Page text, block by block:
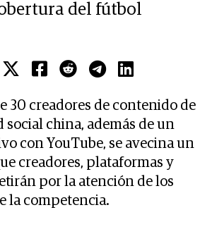
del fútbol
30 creadores de contenido de
social china, además de un
con YouTube, se avecina un
creadores, plataformas y
por la atención de los
la competencia.